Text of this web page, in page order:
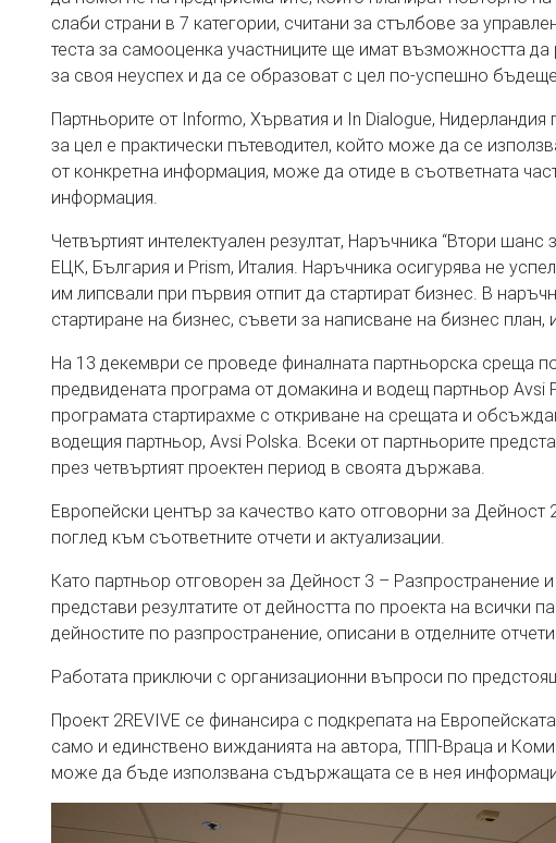
слаби страни в 7 категории, считани за стълбове за
теста за самооценка участниците ще имат възможността
за своя неуспех и да се образоват с цел по-успешно
Партньорите от Informo, Хърватия и In Dialogue,
за цел е практически пътеводител, който може да се
от конкретна информация, може да отиде в съответната
информация.
Четвъртият интелектуален резултат, Наръчника “Втори
ЕЦК, България и Prism, Италия. Наръчника осигурява не
им липсвали при първия отпит да стартират бизнес. В
стартиране на бизнес, съвети за написване на бизнес
На 13 декември се проведе финалната партньорска среща
предвидената програма от домакина и водещ партньор
програмата стартирахме с откриване на срещата и
водещия партньор, Avsi Polska. Всеки от партньорите
през четвъртият проектен период в своята държава.
Европейски център за качество като отговорни за Дейност
поглед към съответните отчети и актуализации.
Като партньор отговорен за Дейност 3 – Разпространение
представи резултатите от дейността по проекта на всички
дейностите по разпространение, описани в отделните
Работата приключи с организационни въпроси по
Проект 2REVIVE се финансира с подкрепата на
само и единствено вижданията на автора, ТПП-Враца и
може да бъде използвана съдържащата се в нея